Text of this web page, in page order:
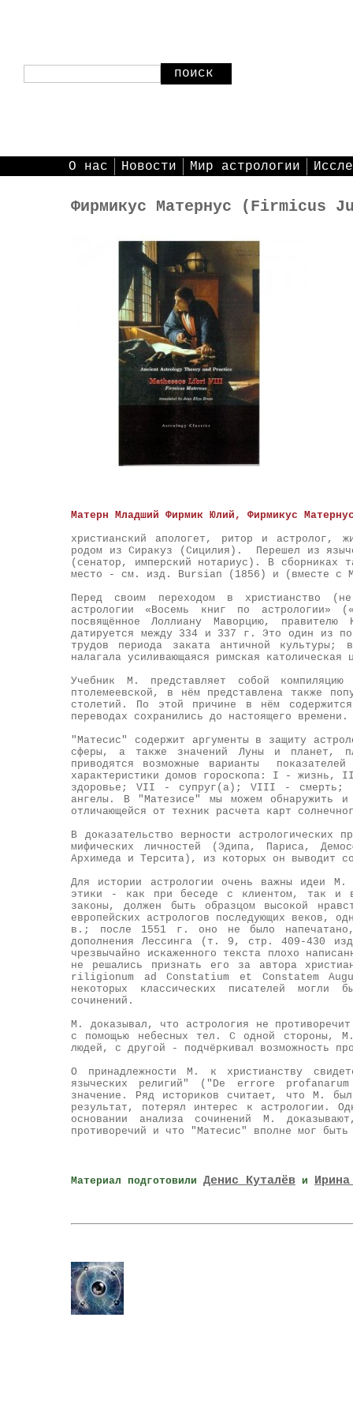
поиск
О нас Новости Мир астрологии
Фирмикус Матернус (Firmicus
Матерн Младший Фирмик Юлий, Фирмикус
христианский апологет, ритор и
родом из Сиракуз (Сицилия). Перешел из
(сенатор, имперский нотариус). В сборниках
место - см. изд. Bursian (1856) и (вместе
Перед своим переходом в христианство
астрологии «Восемь книг по
посвящённое Лоллиану Маворцию,
датируется между 334 и 337 г. Это один из
трудов периода заката античной культуры;
налагала усиливающаяся римская католическая
Учебник М. представляет собой
птолемеевской, в нём представлена также
столетий. По этой причине в нём
переводах сохранились до настоящего времени.
"Матесис" содержит аргументы в защиту
сферы, а также значений Луны и планет,
приводятся возможные варианты
характеристики домов гороскопа: I -
здоровье; VII - супруг(а); VIII -
ангелы. В "Матезисе" мы можем обнаружить и
отличающейся от техник расчета карт
В доказательство верности астрологических
мифических личностей (Эдипа, Париса,
Архимеда и Терсита), из которых он выводит
Для истории астрологии очень важны идеи
этики - как при беседе с клиентом, так и в
законы, должен быть образцом высокой
европейских астрологов последующих веков,
в.; после 1551 г. оно не было напечатано,
дополнения Лессинга (т. 9, стр. 409-430
чрезвычайно искаженного текста плохо
не решались признать его за автора
riligionum ad Constatium et Constatem
некоторых классических писателей могли
сочинений.
М. доказывал, что астрология не
с помощью небесных тел. С одной стороны,
людей, с другой - подчёркивал возможность
О принадлежности М. к христианству
языческих религий" ("De errore
значение. Ряд историков считает, что М.
результат, потерял интерес к астрологии.
основании анализа сочинений М.
противоречий и что "Матесис" вполне мог быть
Материал подготовили Денис Куталёв и